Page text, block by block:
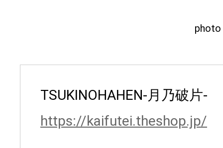
photo
TSUKINOHAHEN-月乃破片-
https://kaifutei.theshop.jp/